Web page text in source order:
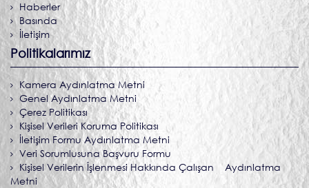
Haberler
Basında
İletişim
Politikalarımız
Kamera Aydınlatma Metni
Genel Aydınlatma Metni
Çerez Politikası
Kişisel Verileri Koruma Politikası
İletişim Formu Aydınlatma Metni
Veri Sorumlusuna Başvuru Formu
Kişisel Verilerin İşlenmesi Hakkında Çalışan Aydınlatma
Metni